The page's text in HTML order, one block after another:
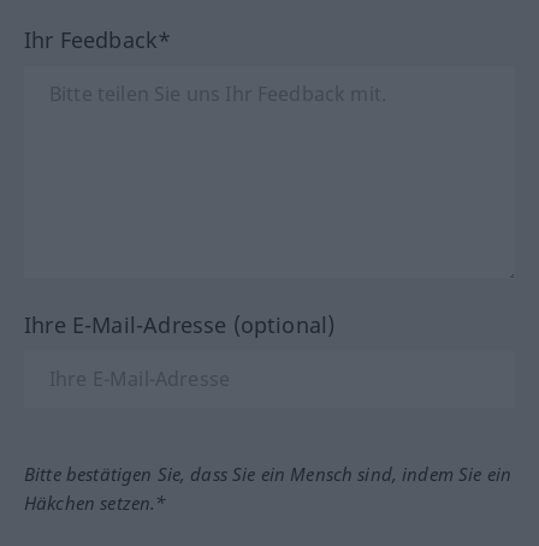
Ihr Feedback*
Ihre E-Mail-Adresse (optional)
Bitte bestätigen Sie, dass Sie ein Mensch sind, indem Sie ein
Häkchen setzen.*